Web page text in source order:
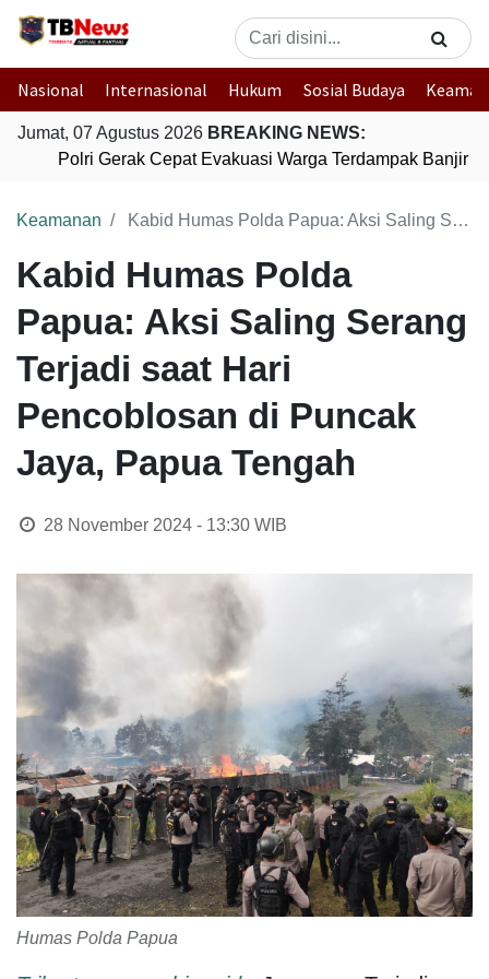
Nasional Internasional Hukum Sosial Budaya
Jumat, 07 Agustus 2026 BREAKING NEWS:
Polri Gerak Cepat Evakuasi Warga Terdampak Banjir di
Keamanan Kabid Humas Polda Papua: Aksi Saling Serang Terjadi saat Hari Pencoblosan di Puncak Jaya, Papua Tengah
Kabid Humas Polda
Papua: Aksi Saling Serang
Terjadi saat Hari
Pencoblosan di Puncak
Jaya, Papua Tengah
28 November 2024 - 13:30WIB
Humas Polda Papua